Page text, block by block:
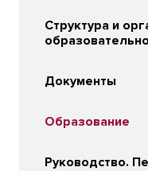
Структура и
Документы
Образование
Руководство.